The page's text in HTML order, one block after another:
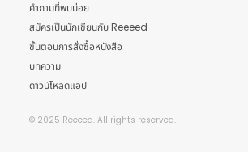
คำถามที่พบบ่อย
สมัครเป็นนักเขียนกับ Reeeed
ขั้นตอนการสั่งซื้อหนังสือ
บทความ
ดาวน์โหลดแอป
© 2025 Reeeed. All rights reserved.